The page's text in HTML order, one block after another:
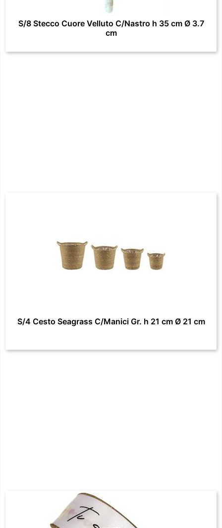
S/8 Stecco Cuore Velluto C/Nastro h 35 cm Ø 3.7
cm
S/4 Cesto Seagrass C/Manici Gr. h 21 cm Ø 21 cm